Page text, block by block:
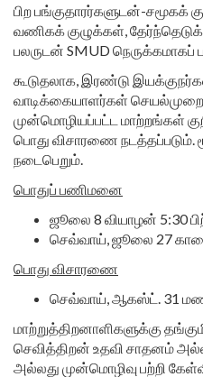
பிற பங்குதாரர்களுடன்-சமூகக்
வணிகக் குழுக்கள்,
பலருடன் SMUD நெருக்கமாகப்
கூடுதலாக, இரண்டு
வாடிக்கையாளர்கள் செயல்முறை
முன்மொழியப்பட்ட மாற்றங்கள்
பொது விசாரணை நடத்தப்படும்.
நடைபெறும்.
பொதுப் பணிமனை
ஜூலை 8 வியாழன் 5:30
செவ்வாய், ஜூலை 27
பொது விசாரணை
செவ்வாய், ஆகஸ்ட். 31
மாற்றுத்திறனாளிகளுக்கு
செவித்திறன் உதவி சாதனம்
அல்லது முன்மொழிவு பற்றி